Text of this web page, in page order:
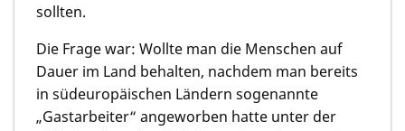
sollten.
Die Frage war: Wollte man die Menschen auf
Dauer im Land behalten, nachdem man bereits
in südeuropäischen Ländern sogenannte
„Gastarbeiter“ angeworben hatte unter der